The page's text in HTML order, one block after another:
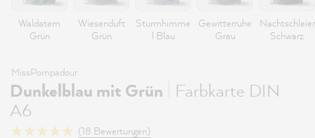
Waldatem
Grün
Wiesenduft
Grün
Sturmhimme
l Blau
Gewitterruhe
Grau
Nachtschleier
Schwarz
MissPompadour
Dunkelblau mit Grün
Farbkarte DIN
A6
(18 Bewertungen)